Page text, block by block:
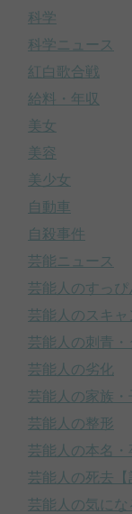
科学
科学ニュース
紅白歌合戦
給料・年収
美女
美容
美少女
自動車
自殺事件
芸能ニュース
芸能人のすっぴ
芸能人のスキャ
芸能人の刺青・
芸能人の劣化
芸能人の家族・
芸能人の整形
芸能人の本名・
芸能人の死去【
芸能人の気にな